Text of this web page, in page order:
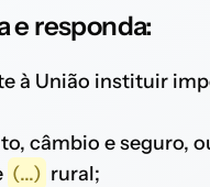
e responda:
à União instituir
câmbio e seguro,
(...) rural;